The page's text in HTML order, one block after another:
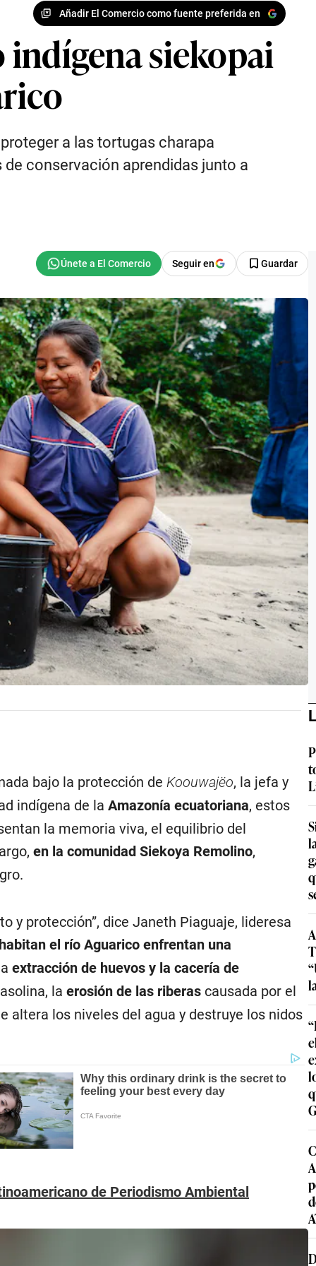
Añadir El Comercio como fuente preferida en
siekopai
a las tortugas charapa
conservación aprendidas junto a
Seguir en Guardar
bajo la protección de Koouwajëo, la jefa y
indígena de laAmazonía ecuatoriana, estos
la memoria viva, el equilibrio del
en la comunidad Siekoya Remolino,
y protección”, dice Janeth Piaguaje, lideresa
el río Aguarico enfrentan una
extracción de huevos y la cacería de
laerosión de las riberas causada por el
altera los niveles del agua y destruye los nidos
de Periodismo Ambiental